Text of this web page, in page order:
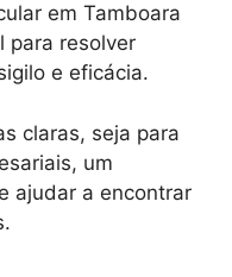
em Tamboara
para resolver
e eficácia.
claras, seja para
um
ajudar a encontrar